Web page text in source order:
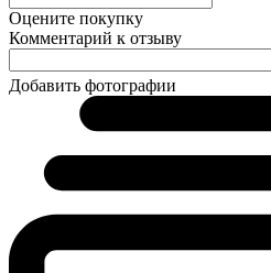
Оцените покупку
Комментарий к отзыву
Добавить фотографии